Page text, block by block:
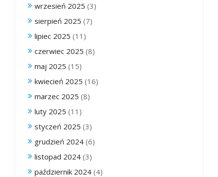
wrzesień 2025 (3)
sierpień 2025 (7)
lipiec 2025 (11)
czerwiec 2025 (8)
maj 2025 (15)
kwiecień 2025 (16)
marzec 2025 (8)
luty 2025 (11)
styczeń 2025 (3)
grudzień 2024 (6)
listopad 2024 (3)
październik 2024 (4)